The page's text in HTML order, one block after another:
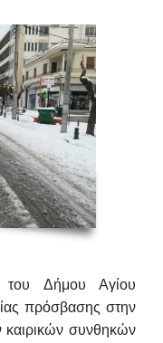
του Δήμου Αγίου
πρόσβασης στην
συνθηκών